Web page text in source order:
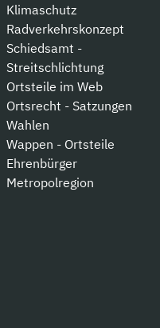
Klimaschutz
Radverkehrskonzept
Schiedsamt -
Streitschlichtung
Ortsteile im Web
Ortsrecht - Satzungen
Wahlen
Wappen - Ortsteile
Ehrenbürger
Metropolregion